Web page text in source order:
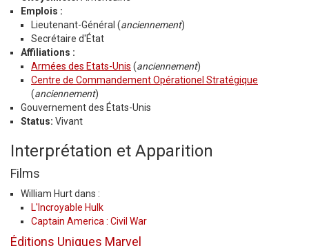
Emplois :
Lieutenant-Général (anciennement)
Secrétaire d'État
Affiliations :
Armées des Etats-Unis (anciennement)
Centre de Commandement Opérationel Stratégique
(anciennement)
Gouvernement des États-Unis
Status: Vivant
Interprétation et Apparition
Films
William Hurt dans :
L'Incroyable Hulk
Captain America : Civil War
Éditions Uniques Marvel